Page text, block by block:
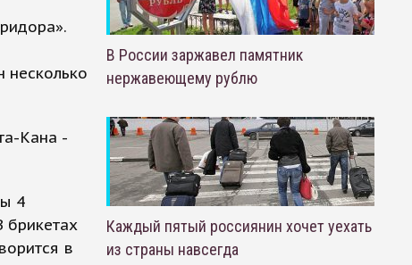
Кана -
4
брикетах
в
В России заржавел памятник
нержавеющему рублю
Каждый пятый россиянин хочет уехать
из страны навсегда